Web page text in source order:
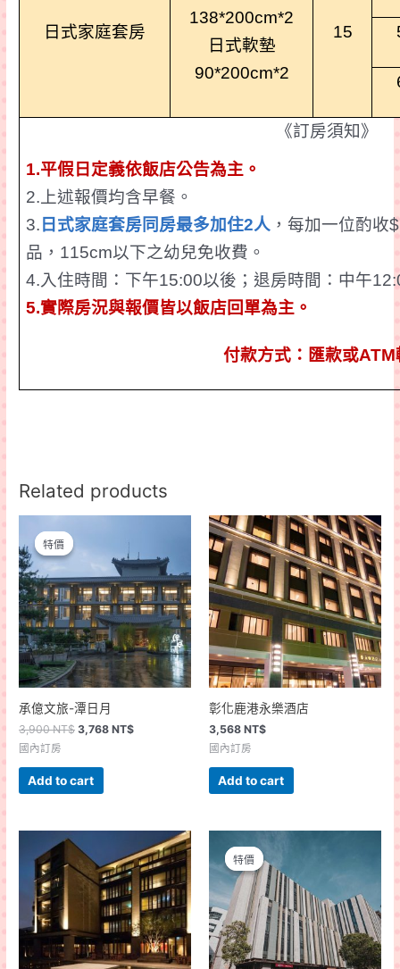
日式家庭套房
138*200cm*2
日式軟墊
90*200cm*2
15
《訂房須知》
1.平假日定義依飯店公告為主。
2. 上述報價均含早餐 。
3. 日式家庭套房同房最多加住2人 ，每加一位酌收
品， 115cm以下之幼兒免收費。
4.入住時間：下午15:00以後；退房時間：中午
5.實際房況與報價皆以飯店回單為主。
付款方式：匯款或ATM
Related products
特價
特價
承億文旅-潭日月
3,900NT$ 3,768NT$
國內訂房
Add to cart
彰化鹿港永樂酒店
3,568 NT$
國內訂房
Add to cart
特價
特價